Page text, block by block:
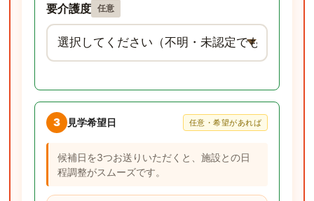
要介護度 任意
3 見学希望日 任意・希望があれば
候補日を3つお送りいただくと、施設との日
程調整がスムーズです。